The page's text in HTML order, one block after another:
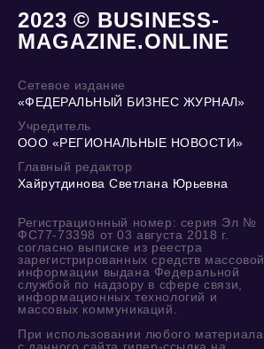
2023 © BUSINESS-
MAGAZINE.ONLINE
Сетевое издание
«ФЕДЕРАЛЬНЫЙ БИЗНЕС ЖУРНАЛ»
Учредитель
ООО «РЕГИОНАЛЬНЫЕ НОВОСТИ»
Главный редактор
Хайрутдинова Светлана Юрьевна
Регистрационный номер: серия Эл №
ФС77-73398 от 03 августа 2018 г.
согласно выписке из реестра
зарегистрированных средств массовой
информации выдана Федеральной
службой по надзору в сфере связи,
информационных технологий и
массовых коммуникаций.
При использовании любого материала